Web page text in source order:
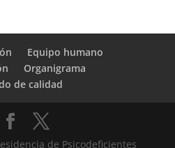
Equipo humano
Organigrama
de calidad
de Psicodeficientes